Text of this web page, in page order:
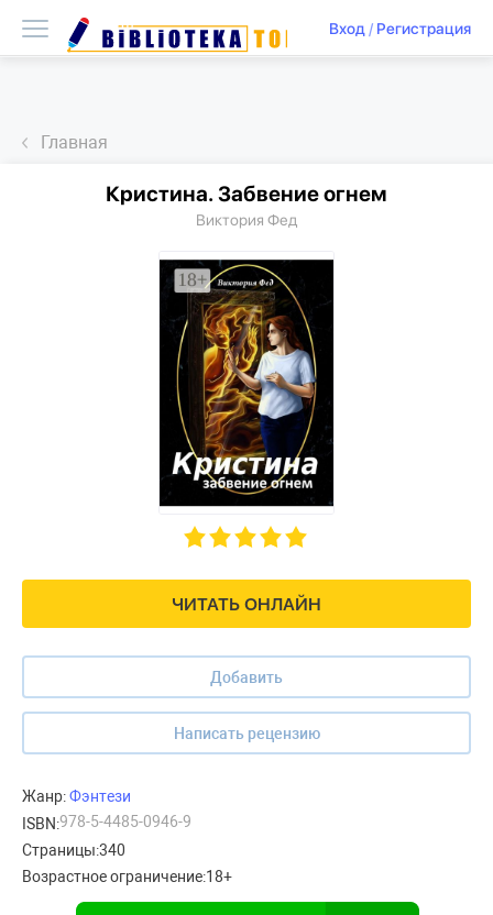
Вход/ Регистрация
Главная
ЧИТАТЬ ОНЛАЙН
Добавить
Написать рецензию
Кристина. Забвение огнем
Виктория Фед
Жанр:Фэнтези
ISBN:978-5-4485-0946-9
Страницы:340
Возрастное ограничение:18+